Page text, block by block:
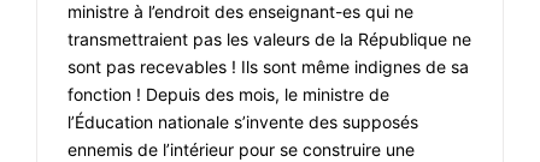
ministre à l’endroit des enseignant-es qui ne
transmettraient pas les valeurs de la République ne
sont pas recevables ! Ils sont même indignes de sa
fonction ! Depuis des mois, le ministre de
l’Éducation nationale s’invente des supposés
ennemis de l’intérieur pour se construire une